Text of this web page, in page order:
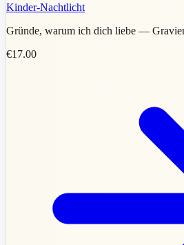
Kinder-Nachtlicht
Gründe, warum ich dich liebe —
€17.00